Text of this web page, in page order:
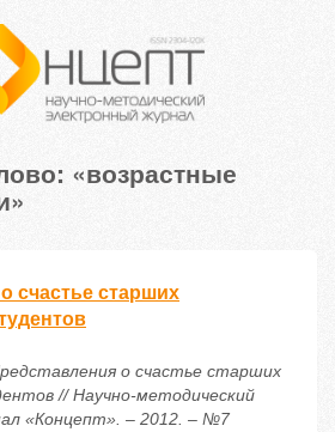
«возрастные
счастье старших
о счастье старших
// Научно-методический
«Концепт». – 2012. – №7